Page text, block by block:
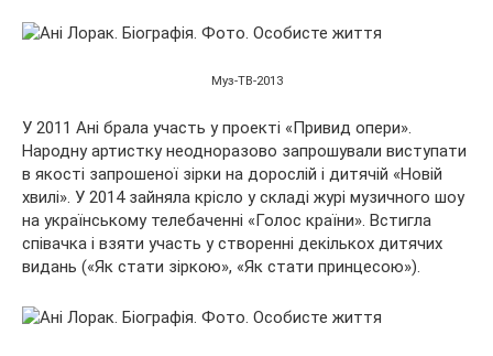
Муз-ТВ-2013
У 2011 Ані брала участь у проекті «Привид опери».
Народну артистку неодноразово запрошували виступати
в якості запрошеної зірки на дорослій і дитячій «Новій
хвилі». У 2014 зайняла крісло у складі журі музичного шоу
на українському телебаченні «Голос країни». Встигла
співачка і взяти участь у створенні декількох дитячих
видань («Як стати зіркою», «Як стати принцесою»).